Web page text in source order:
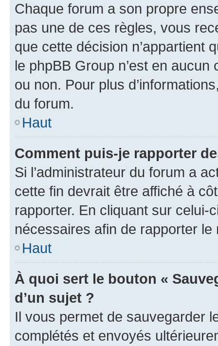
Chaque forum a son propre
pas une de ces règles, vous
que cette décision n’appartient
le phpBB Group n’est en
ou non. Pour plus
du forum.
Haut
Comment puis-je rapporter
Si l’administrateur du forum a
cette fin devrait être affiché à
rapporter. En cliquant sur
nécessaires afin de rapporter le
Haut
À quoi sert le bouton «
d’un sujet ?
Il vous permet de sauvegarder
complétés et envoyés